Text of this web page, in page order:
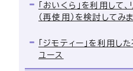
「おいくら」を利用して、
（再使用）を検討してみ
「ジモティー」を利用し
ユース